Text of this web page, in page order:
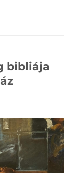
bibliája